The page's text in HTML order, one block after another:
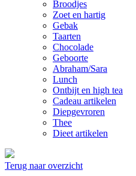
Broodjes
Zoet en hartig
Gebak
Taarten
Chocolade
Geboorte
Abraham/Sara
Lunch
Ontbijt en high tea
Cadeau artikelen
Diepgevroren
Thee
Dieet artikelen
Terug naar overzicht